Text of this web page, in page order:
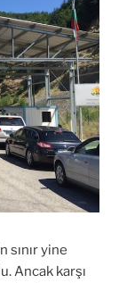
sınır yine
Ancak karşı